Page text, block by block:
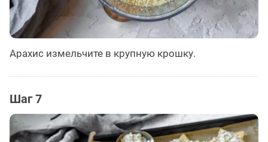
Арахис измельчите в крупную крошку.
Шаг 7